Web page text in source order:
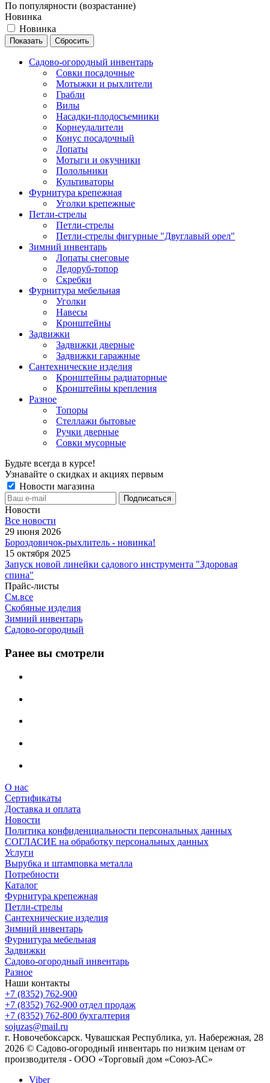
По популярности (возрастание)
Новинка
Новинка
Сбросить
Садово-огородный инвентарь
Совки посадочные
Мотыжки и рыхлители
Грабли
Вилы
Насадки-плодосъемники
Корнеудалители
Конус посадочный
Лопаты
Мотыги и окучники
Полольники
Культиваторы
Фурнитура крепежная
Уголки крепежные
Петли-стрелы
Петли-стрелы
Петли-стрелы фигурные "Двуглавый орел"
Зимний инвентарь
Лопаты снеговые
Ледоруб-топор
Скребки
Фурнитура мебельная
Уголки
Навесы
Кронштейны
Задвижки
Задвижки дверные
Задвижки гаражные
Сантехнические изделия
Кронштейны радиаторные
Кронштейны крепления
Разное
Топоры
Стеллажи бытовые
Ручки дверные
Совки мусорные
Будьте всегда в курсе!
Узнавайте о скидках и акциях первым
Новости магазина
Новости
Все новости
29 июня 2026
Бороздовичок-рыхлитель - новинка!
15 октября 2025
Запуск новой линейки садового инструмента "Здоровая
спина"
Прайс-листы
См.все
Скобяные изделия
Зимний инвентарь
Садово-огородный
Ранее вы смотрели
О нас
Сертификаты
Доставка и оплата
Новости
Политика конфиденциальности персональных данных
СОГЛАСИЕ на обработку персональных данных
Услуги
Вырубка и штамповка металла
Потребности
Каталог
Фурнитура крепежная
Петли-стрелы
Сантехнические изделия
Зимний инвентарь
Фурнитура мебельная
Задвижки
Садово-огородный инвентарь
Разное
Наши контакты
+7 (8352) 762-900
+7 (8352) 762-900 отдел продаж
+7 (8352) 762-800 бухгалтерия
sojuzas@mail.ru
г. Новочебоксарск. Чувашская Республика, ул. Набережная, 28
2026 © Садово-огородный инвентарь по низким ценам от
производителя - ООО «Торговый дом «Союз-АС»
Viber